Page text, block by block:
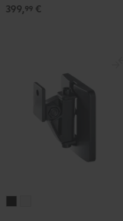
399,99 €